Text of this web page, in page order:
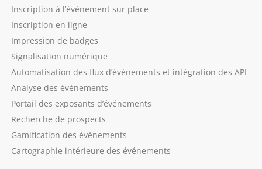
Inscription à l’événement sur place
Inscription en ligne
Impression de badges
Signalisation numérique
Automatisation des flux d’événements et intégration des API
Analyse des événements
Portail des exposants d’événements
Recherche de prospects
Gamification des événements
Cartographie intérieure des événements